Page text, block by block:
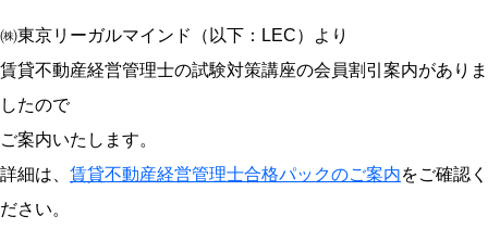
㈱東京リーガルマインド（以下：LEC）より
賃貸不動産経営管理士の試験対策講座の会員割引案内がありま
したので
ご案内いたします。
詳細は、 賃貸不動産経営管理士合格パックのご案内をご確認く
ださい。